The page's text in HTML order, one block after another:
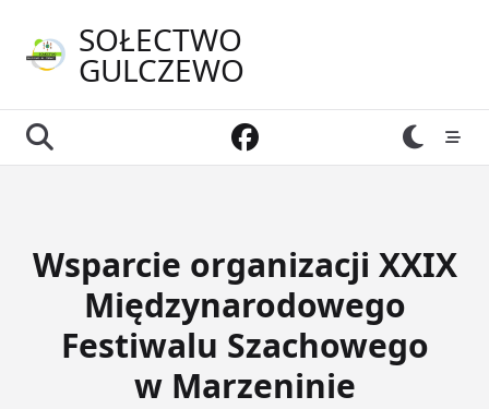
content
SOŁECTWO
GULCZEWO
Wsparcie organizacji XXIX
Międzynarodowego
Festiwalu Szachowego
w Marzeninie